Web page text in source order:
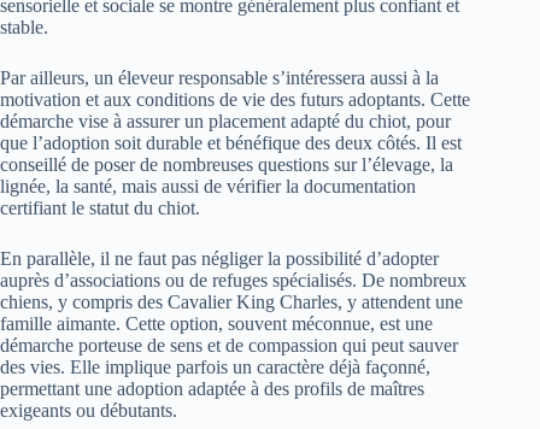
sensorielle et sociale se montre généralement plus confiant et
stable.
Par ailleurs, un éleveur responsable s’intéressera aussi à la
motivation et aux conditions de vie des futurs adoptants. Cette
démarche vise à assurer un placement adapté du chiot, pour
que l’adoption soit durable et bénéfique des deux côtés. Il est
conseillé de poser de nombreuses questions sur l’élevage, la
lignée, la santé, mais aussi de vérifier la documentation
certifiant le statut du chiot.
En parallèle, il ne faut pas négliger la possibilité d’adopter
auprès d’associations ou de refuges spécialisés. De nombreux
chiens, y compris des Cavalier King Charles, y attendent une
famille aimante. Cette option, souvent méconnue, est une
démarche porteuse de sens et de compassion qui peut sauver
des vies. Elle implique parfois un caractère déjà façonné,
permettant une adoption adaptée à des profils de maîtres
exigeants ou débutants.